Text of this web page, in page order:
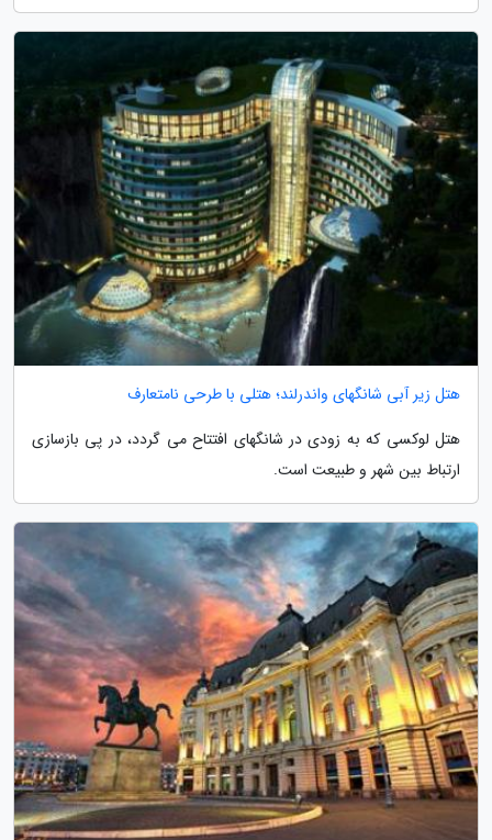
هتل زیر آبی شانگهای واندرلند؛ هتلی با طرحی نامتعارف
هتل لوکسی که به زودی در شانگهای افتتاح می گردد، در پی بازسازی
ارتباط بین شهر و طبیعت است.